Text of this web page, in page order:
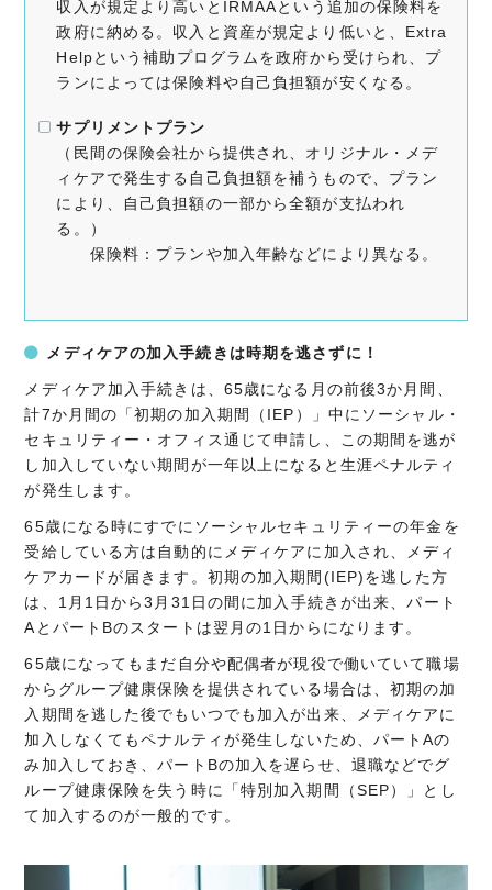
収入が規定より高いとIRMAAという追加の保険料を
政府に納める。収入と資産が規定より低いと、Extra
Helpという補助プログラムを政府から受けられ、プ
ランによっては保険料や自己負担額が安くなる。
サプリメントプラン
（民間の保険会社から提供され、オリジナル・メデ
ィケアで発生する自己負担額を補うもので、プラン
により、自己負担額の一部から全額が支払われ
る。）
保険料：プランや加入年齢などにより異なる。
メディケアの加入手続きは時期を逃さずに！
メディケア加入手続きは、65歳になる月の前後3か月間、
計7か月間の「初期の加入期間（IEP）」中にソーシャル・
セキュリティー・オフィス通じて申請し、この期間を逃が
し加入していない期間が一年以上になると生涯ペナルティ
が発生します。
65歳になる時にすでにソーシャルセキュリティーの年金を
受給している方は自動的にメディケアに加入され、メディ
ケアカードが届きます。初期の加入期間(IEP)を逃した方
は、1月1日から3月31日の間に加入手続きが出来、パート
AとパートBのスタートは翌月の1日からになります。
65歳になってもまだ自分や配偶者が現役で働いていて職場
からグループ健康保険を提供されている場合は、初期の加
入期間を逃した後でもいつでも加入が出来、メディケアに
加入しなくてもペナルティが発生しないため、パートAの
み加入しておき、パートBの加入を遅らせ、退職などでグ
ループ健康保険を失う時に「特別加入期間（SEP）」とし
て加入するのが一般的です。